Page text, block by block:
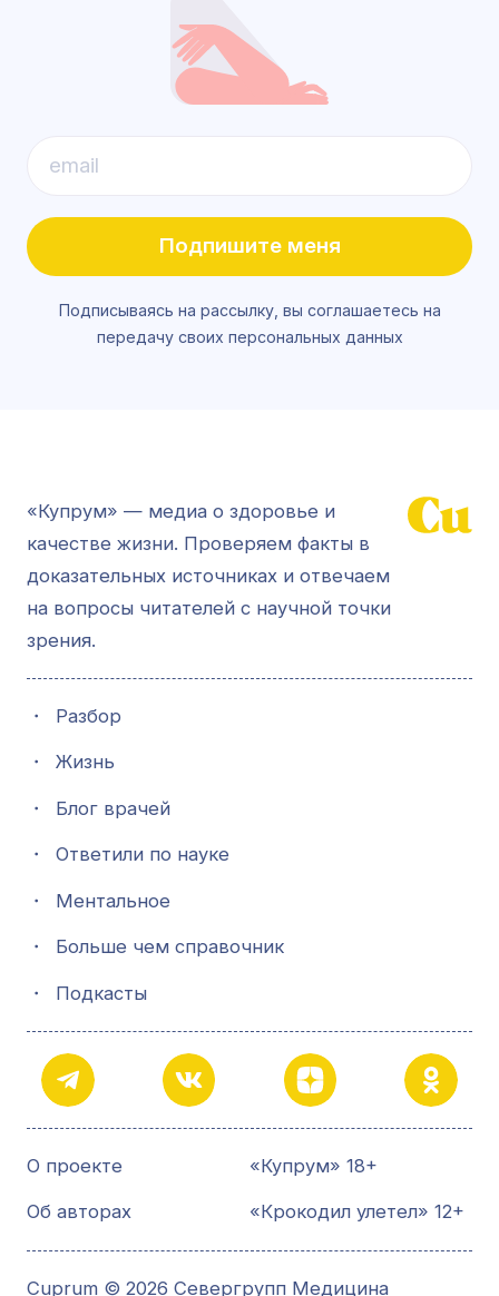
Подпишите меня
Подписываясь на рассылку, вы соглашаетесь на
передачу своих персональных данных
«Купрум» — медиа о здоровье и
качестве жизни. Проверяем факты в
доказательных источниках и отвечаем
на вопросы читателей с научной точки
зрения.
・ Разбор
・ Жизнь
・ Блог врачей
・ Ответили по науке
・ Ментальное
・ Больше чем справочник
・ Подкасты
О проекте
Об авторах
«Купрум» 18+
«Крокодил улетел» 12+
Cuprum © 2026 Севергрупп Медицина